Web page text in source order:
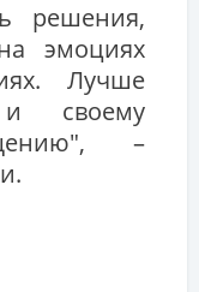
решения,
эмоциях
Лучше
своему
–